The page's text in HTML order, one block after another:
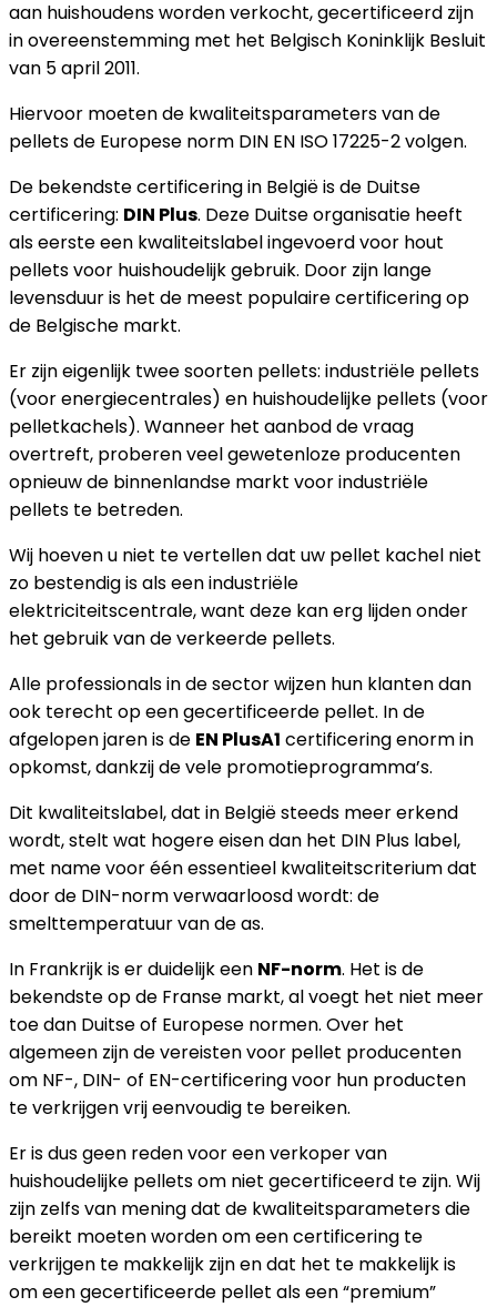
aan huishoudens worden verkocht, gecertificeerd zijn
in overeenstemming met het Belgisch Koninklijk Besluit
van 5 april 2011.
Hiervoor moeten de kwaliteitsparameters van de
pellets de Europese norm DIN EN ISO 17225-2 volgen.
De bekendste certificering in België is de Duitse
certificering: DIN Plus. Deze Duitse organisatie heeft
als eerste een kwaliteitslabel ingevoerd voor hout
pellets voor huishoudelijk gebruik. Door zijn lange
levensduur is het de meest populaire certificering op
de Belgische markt.
Er zijn eigenlijk twee soorten pellets: industriële pellets
(voor energiecentrales) en huishoudelijke pellets (voor
pelletkachels). Wanneer het aanbod de vraag
overtreft, proberen veel gewetenloze producenten
opnieuw de binnenlandse markt voor industriële
pellets te betreden.
Wij hoeven u niet te vertellen dat uw pellet kachel niet
zo bestendig is als een industriële
elektriciteitscentrale, want deze kan erg lijden onder
het gebruik van de verkeerde pellets.
Alle professionals in de sector wijzen hun klanten dan
ook terecht op een gecertificeerde pellet. In de
afgelopen jaren is de EN PlusA1 certificering enorm in
opkomst, dankzij de vele promotieprogramma’s.
Dit kwaliteitslabel, dat in België steeds meer erkend
wordt, stelt wat hogere eisen dan het DIN Plus label,
met name voor één essentieel kwaliteitscriterium dat
door de DIN-norm verwaarloosd wordt: de
smelttemperatuur van de as.
In Frankrijk is er duidelijk een NF-norm. Het is de
bekendste op de Franse markt, al voegt het niet meer
toe dan Duitse of Europese normen. Over het
algemeen zijn de vereisten voor pellet producenten
om NF-, DIN- of EN-certificering voor hun producten
te verkrijgen vrij eenvoudig te bereiken.
Er is dus geen reden voor een verkoper van
huishoudelijke pellets om niet gecertificeerd te zijn. Wij
zijn zelfs van mening dat de kwaliteitsparameters die
bereikt moeten worden om een certificering te
verkrijgen te makkelijk zijn en dat het te makkelijk is
om een gecertificeerde pellet als een “premium”